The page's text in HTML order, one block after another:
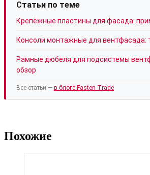
Статьи по теме
Крепёжные пластины для фасада:
Консоли монтажные для вентфасада:
Рамные дюбеля для подсистемы
обзор
Все статьи — в блоге Fasten Trade
Похожие